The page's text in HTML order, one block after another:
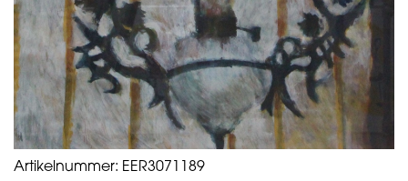
Artikelnummer: EER3071189